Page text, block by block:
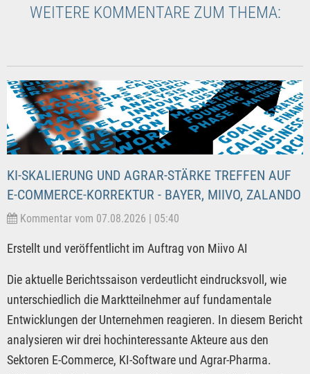
WEITERE KOMMENTARE ZUM THEMA:
KI-SKALIERUNG UND AGRAR-STÄRKE TREFFEN AUF
E-COMMERCE-KORREKTUR - BAYER, MIIVO, ZALANDO
Kommentar vom 07.08.2026 | 05:40
Erstellt und veröffentlicht im Auftrag von Miivo AI
Die aktuelle Berichtssaison verdeutlicht eindrucksvoll, wie
unterschiedlich die Marktteilnehmer auf fundamentale
Entwicklungen der Unternehmen reagieren. In diesem Bericht
analysieren wir drei hochinteressante Akteure aus den
Sektoren E-Commerce, KI-Software und Agrar-Pharma.